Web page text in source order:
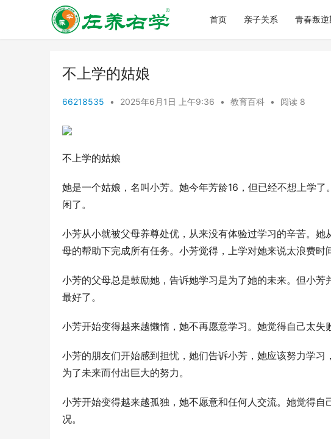
首页 亲子关系 青春叛逆
不上学的姑娘
66218535 • 2025年6月1日 上午9:36 • 教育百科 • 阅读 8
不上学的姑娘
她是一个姑娘，名叫小芳。她今年芳龄16，但已经不想上学
闲了。
小芳从小就被父母养尊处优，从来没有体验过学习的辛苦。
母的帮助下完成所有任务。小芳觉得，上学对她来说太浪费时
小芳的父母总是鼓励她，告诉她学习是为了她的未来。但小
最好了。
小芳开始变得越来越懒惰，她不再愿意学习。她觉得自己太失
小芳的朋友们开始感到担忧，她们告诉小芳，她应该努力学
为了未来而付出巨大的努力。
小芳开始变得越来越孤独，她不愿意和任何人交流。她觉得
况。